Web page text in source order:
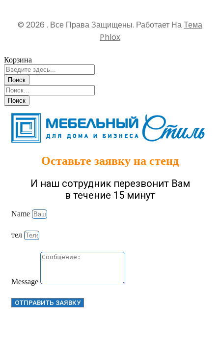
© 2026 . Все Права Защищены. Работает НаТема
Phlox
Корзина
Оставьте заявку на стенд
И наш сотрудник перезвонит Вам
в течение 15 минут
Name
тел
Message
ОТПРАВИТЬ ЗАЯВКУ